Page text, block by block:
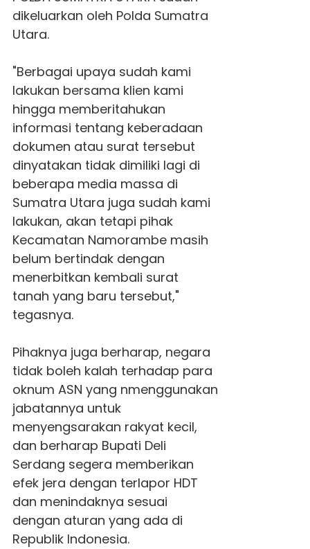
dikeluarkan oleh Polda Sumatra
Utara.
"Berbagai upaya sudah kami
lakukan bersama klien kami
hingga memberitahukan
informasi tentang keberadaan
dokumen atau surat tersebut
dinyatakan tidak dimiliki lagi di
beberapa media massa di
Sumatra Utara juga sudah kami
lakukan, akan tetapi pihak
Kecamatan Namorambe masih
belum bertindak dengan
menerbitkan kembali surat
tanah yang baru tersebut,"
tegasnya.
Pihaknya juga berharap, negara
tidak boleh kalah terhadap para
oknum ASN yang nmenggunakan
jabatannya untuk
menyengsarakan rakyat kecil,
dan berharap Bupati Deli
Serdang segera memberikan
efek jera dengan terlapor HDT
dan menindaknya sesuai
dengan aturan yang ada di
Republik Indonesia.